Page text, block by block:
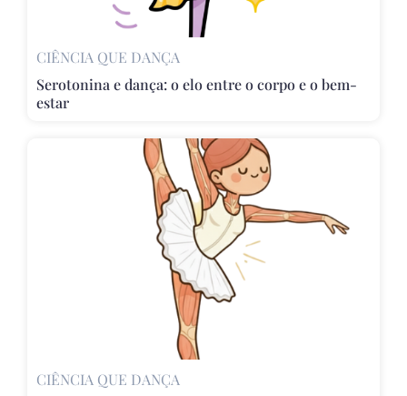
CIÊNCIA QUE DANÇA
Serotonina e dança: o elo entre o corpo e o bem-
estar
CIÊNCIA QUE DANÇA